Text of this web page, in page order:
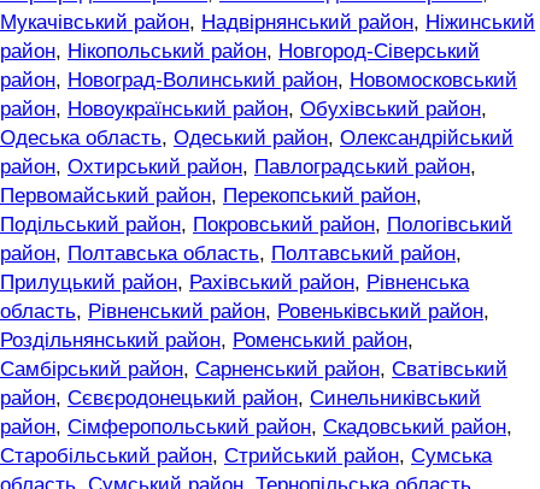
Мукачівський район, Надвірнянський район, Ніжинський
район, Нікопольський район, Новгород-Сіверський
район, Новоград-Волинський район, Новомосковський
район, Новоукраїнський район, Обухівський район,
Одеська область, Одеський район, Олександрійський
район, Охтирський район, Павлоградський район,
Первомайський район, Перекопський район,
Подільський район, Покровський район, Пологівський
район, Полтавська область, Полтавський район,
Прилуцький район, Рахівський район, Рівненська
область, Рівненський район, Ровеньківський район,
Роздільнянський район, Роменський район,
Самбірський район, Сарненський район, Сватівський
район, Сєвєродонецький район, Синельниківський
район, Сімферопольський район, Скадовський район,
Старобільський район, Стрийський район, Сумська